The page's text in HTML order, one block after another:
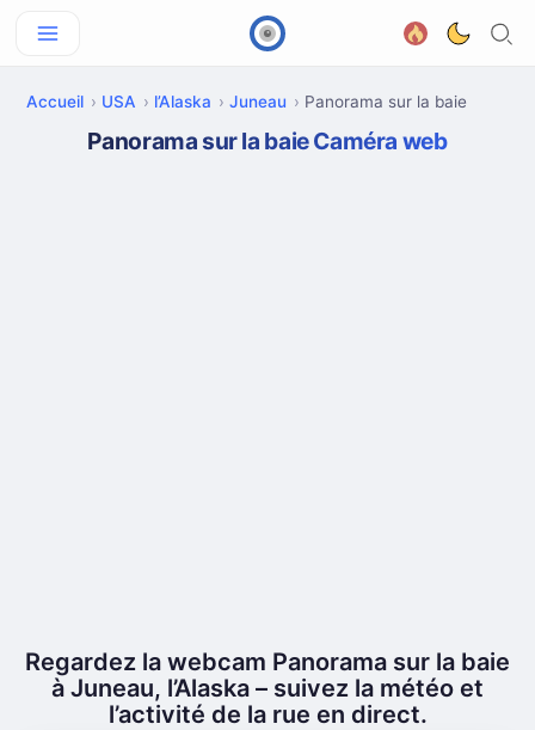
Accueil USA l’Alaska Juneau Panorama sur la baie
Panorama sur la baie Caméra web
Regardez la webcam Panorama sur la baie
à Juneau, l’Alaska – suivez la météo et
l’activité de la rue en direct.